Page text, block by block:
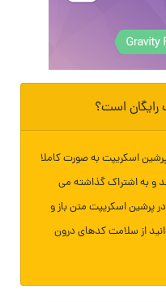
رایگان است؟
اسکریپت به صورت کاملا
و به اشتراک گذاشته می
پرشین اسکریپت متن باز و
از سلامت کدهای درون